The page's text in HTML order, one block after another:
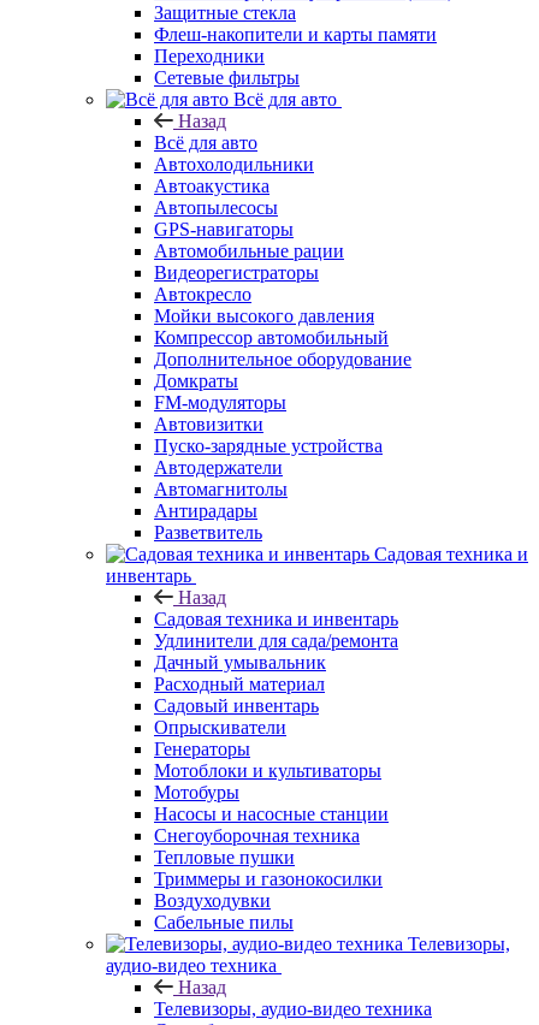
Защитные стекла
Флеш-накопители и карты памяти
Переходники
Сетевые фильтры
Всё для авто
Назад
Всё для авто
Автохолодильники
Автоакустика
Автопылесосы
GPS-навигаторы
Автомобильные рации
Видеорегистраторы
Автокресло
Мойки высокого давления
Компрессор автомобильный
Дополнительное оборудование
Домкраты
FM-модуляторы
Автовизитки
Пуско-зарядные устройства
Автодержатели
Автомагнитолы
Антирадары
Разветвитель
Садовая техника и
инвентарь
Назад
Садовая техника и инвентарь
Удлинители для сада/ремонта
Дачный умывальник
Расходный материал
Садовый инвентарь
Опрыскиватели
Генераторы
Мотоблоки и культиваторы
Мотобуры
Насосы и насосные станции
Снегоуборочная техника
Тепловые пушки
Триммеры и газонокосилки
Воздуходувки
Сабельные пилы
Телевизоры,
аудио-видео техника
Назад
Телевизоры, аудио-видео техника